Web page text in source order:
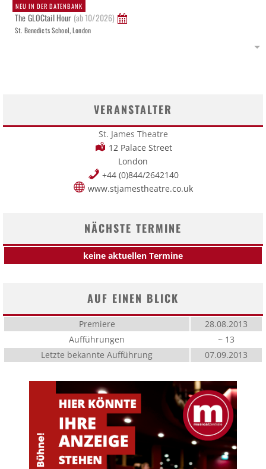
NEU IN DER DATENBANK
The GLOCtail Hour (ab 10/2026)
St. Benedicts School, London
VERANSTALTER
St. James Theatre
12 Palace Street
London
+44 (0)844/2642140
www.stjamestheatre.co.uk
NÄCHSTE TERMINE
keine aktuellen Termine
AUF EINEN BLICK
Premiere
28.08.2013
Aufführungen
~ 13
Letzte bekannte Aufführung
07.09.2013